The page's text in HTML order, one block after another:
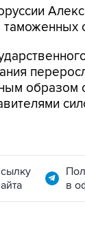
образом
в